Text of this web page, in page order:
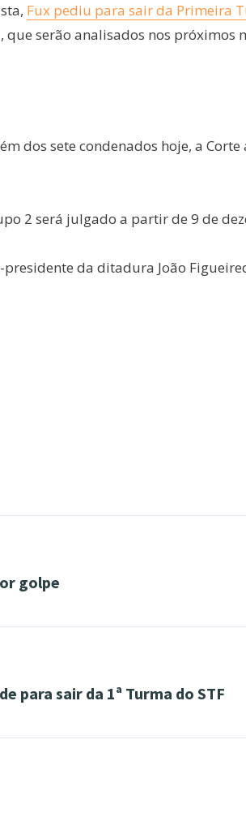
Fux pediu para sair da Primeira
serão analisados nos próximos
dos sete condenados hoje, a
2 será julgado a partir de 9 de
da ditadura João
golpe
para sair da 1ª Turma do STF